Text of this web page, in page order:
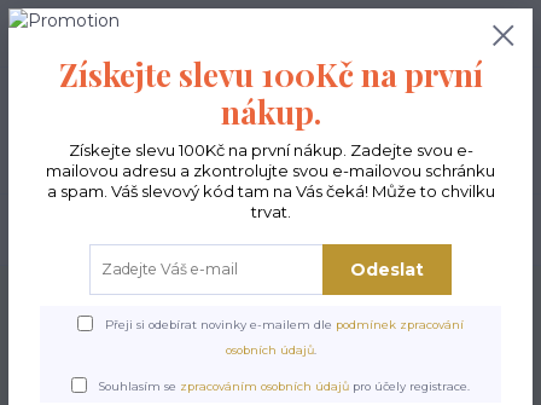
0,00 Kč
Kabelky ekologické Kabelky velké Kabelky City sv.šedé
Kabelka City - Husky
Získejte slevu 100Kč na první
nákup.
Získejte slevu 100Kč na první nákup. Zadejte svou e-
mailovou adresu a zkontrolujte svou e-mailovou schránku
a spam. Váš slevový kód tam na Vás čeká! Může to chvilku
trvat.
Odeslat
Přeji si odebírat novinky e-mailem dle podmínek zpracování
osobních údajů.
Souhlasím se zpracováním osobních údajů pro účely registrace.